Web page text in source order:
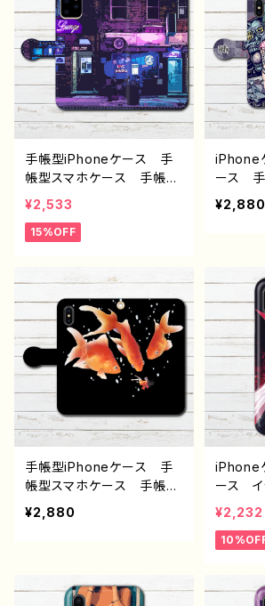
UOS Xperia Googlep
ixel Android アンドロ
イド ケース 個性的 お
すすめ メンズ メガネ
人気 イラストレーター
クリエイター 絵師 オリ
ジナル デザイン グッ
ズ タイトル：インテリジョ
ーカー（カラー） 作：NAN
AICHI（ナナイチ）
女子
11
ンド
的 お
高校生
髪 ボブ
ト 人気
ー 絵
む 作：
手帳型iPhoneケース 手
帳型スマホケース 手帳
型 全機種対応 高校生
男子 iPhone17/16/15/1
4/13 タイトル：ネオンに導
¥2,533
15%OFF
iPhone
ース
応 イラ
子 か
UOS
ixel
アンド
ス タ
的 お
ストレ
ー 絵
ザイン
ラミア
¥2,880
手帳型iPhoneケース 手
帳型スマホケース 手帳
型 全機種対応 動物 イ
ラスト 金魚 和風 和
¥2,880
iPhone
ース イ
の子 か
しゃ
メンヘ
¥2,232